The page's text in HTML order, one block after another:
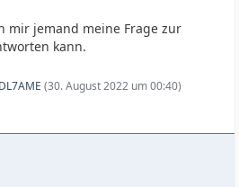
mir jemand meine Frage zur
kann.
DL7AME (30. August 2022 um 00:40)